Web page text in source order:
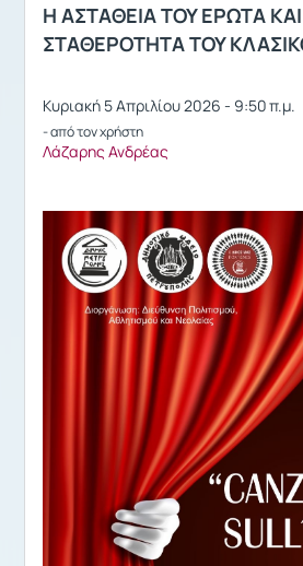
H ΑΣΤΑΘΕΙΑ ΤΟΥ ΕΡΩΤΑ
ΣΤΑΘΕΡΟΤΗΤΑ ΤΟΥ
Κυριακή 5 Απριλίου 2026 - 9:50 π.μ.
- από τον χρήστη
Λάζαρης Ανδρέας